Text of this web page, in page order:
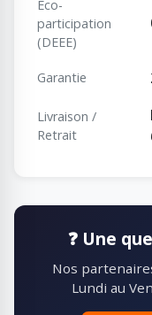
Eco-
participation
(DEEE)
Garantie
Livraison /
Retrait
❓ Une
Nos
Lundi au